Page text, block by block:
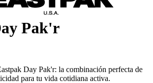
Pak'r
Day Pak'r: la combinación perfecta de
para tu vida cotidiana activa.